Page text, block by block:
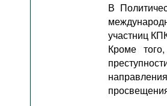
В
участниц
Кроме